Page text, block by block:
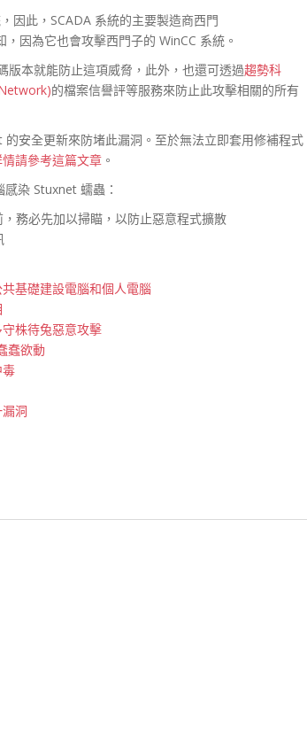
因此，SCADA 系統的主要製造商西門
因為它也會攻擊西門子的 WinCC 系統。
版本就能防止這項威脅，此外，也還可透過趨勢科
的檔案信譽評等服務來防止此攻擊相關的所有
安全更新來防堵此漏洞。至於無法立即套用修補程式
請參考這篇文章 。
染 Stuxnet 蠕蟲：
務必先加以掃瞄，以防止惡意程式擴散
基礎建設電腦和個人電腦
株待兔惡意攻擊
蠢欲動
洞